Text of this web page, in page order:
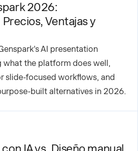
2026:
Ventajas y
AI presentation
what the platform does well,
slide-focused workflows, and
built alternatives in 2026.